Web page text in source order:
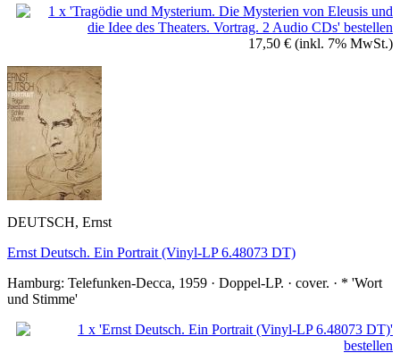
17,50 € (inkl. 7% MwSt.)
DEUTSCH, Ernst
Ernst Deutsch. Ein Portrait (Vinyl-LP 6.48073 DT)
Hamburg: Telefunken-Decca, 1959 · Doppel-LP. · cover. · * 'Wort
und Stimme'